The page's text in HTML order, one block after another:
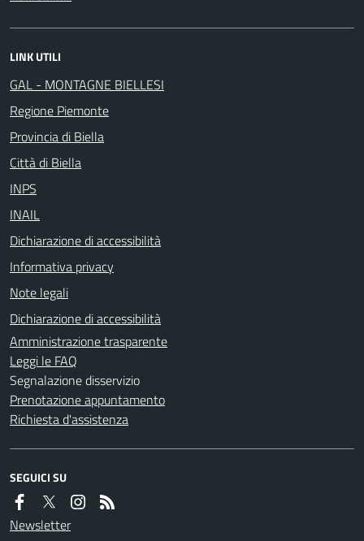
LINK UTILI
GAL - MONTAGNE BIELLESI
Regione Piemonte
Provincia di Biella
Città di Biella
INPS
INAIL
Dichiarazione di accessibilità
Informativa privacy
Note legali
Dichiarazione di accessibilità
Amministrazione trasparente
Leggi le FAQ
Segnalazione disservizio
Prenotazione appuntamento
Richiesta d'assistenza
SEGUICI SU
Newsletter